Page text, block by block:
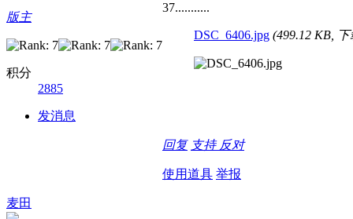
版主
积分
2885
发消息
37...........
DSC_6406.jpg (499.12 KB,
回复 支持 反对
使用道具 举报
麦田